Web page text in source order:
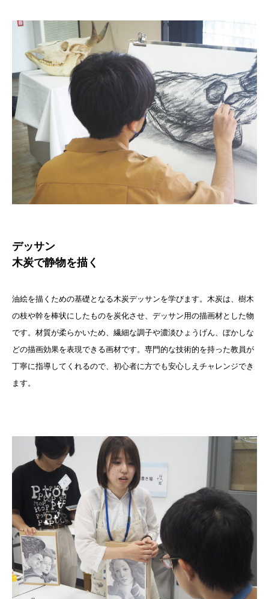
デッサン
木炭で静物を描く
油絵を描くための基礎となる木炭デッサンを学びます。木炭は、樹木
の枝や幹を棒状にしたものを炭化させ、デッサン用の描画材とした物
です。材質が柔らかいため、繊細な調子や濃淡ひょうげん、ぼかしな
どの描画効果を表現できる画材です。専門的な技術的を持った教員が
丁寧に指導してくれるので、初心者に方でも安心しえチャレンジでき
ます。